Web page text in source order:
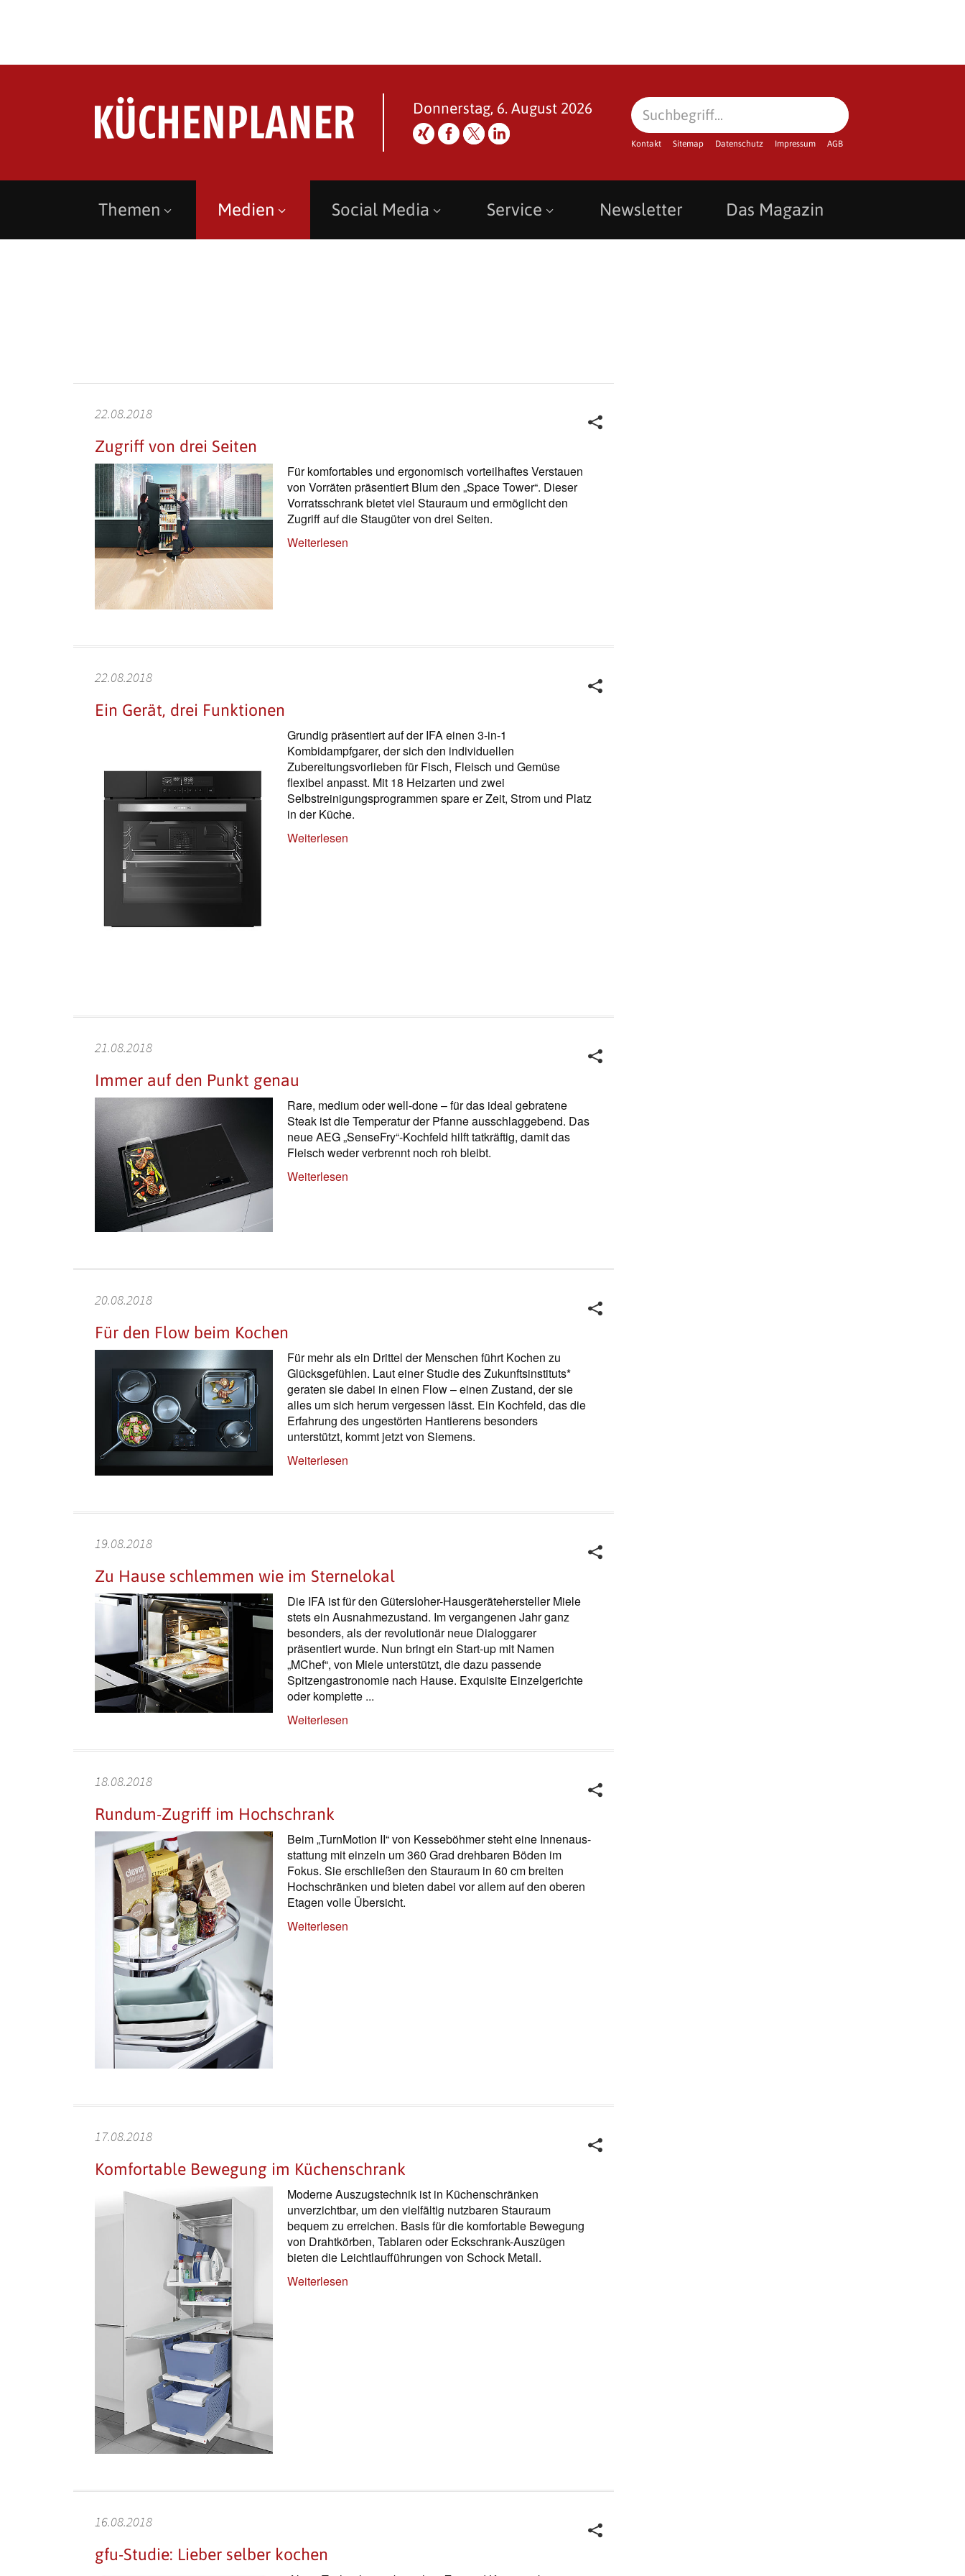
Donnerstag, 6. August 2026
Kontakt Sitemap Datenschutz Impressum AGB
Themen Medien Social Media Service Newsletter Das Magazin
22.08.2018
Zugriff von drei Seiten
Für komfortables und ergonomisch vorteilhaftes Verstauen
von Vorräten präsentiert Blum den „Space Tower“. Dieser
Vorratsschrank bietet viel Stauraum und ermöglicht den
Zugriff auf die Staugüter von drei Seiten.
Weiterlesen
22.08.2018
Ein Gerät, drei Funktionen
Grundig präsentiert auf der IFA einen 3-in-1
Kombidampfgarer, der sich den individuellen
Zubereitungsvorlieben für Fisch, Fleisch und Gemüse
flexibel anpasst. Mit 18 Heiz­arten und zwei
Selbstreinigungsprogrammen spare er Zeit, Strom und Platz
in der Küche.
Weiterlesen
21.08.2018
Immer auf den Punkt genau
Rare, medium oder well-done – für das ideal gebratene
Steak ist die Temperatur der Pfanne ausschlaggebend. Das
neue AEG „SenseFry“-Kochfeld hilft tatkräftig, damit das
Fleisch weder verbrennt noch roh bleibt.
Weiterlesen
20.08.2018
Für den Flow beim Kochen
Für mehr als ein Drittel der Menschen führt Kochen zu
Glücksgefühlen. Laut einer Studie des Zukunftsinstituts*
geraten sie dabei in einen Flow – einen Zustand, der sie
alles um sich herum vergessen lässt. Ein Kochfeld, das die
Erfahrung des ungestörten Hantierens besonders
unterstützt, kommt jetzt von Siemens.
Weiterlesen
19.08.2018
Zu Hause schlemmen wie im Sternelokal
Die IFA ist für den Gütersloher-Hausgerätehersteller Miele
stets ein Ausnahmezustand. Im vergangenen Jahr ganz
besonders, als der revolutionär neue Dialoggarer
präsentiert wurde. Nun bringt ein Start-up mit Namen
„MChef“, von Miele unterstützt, die dazu passende
Spitzengastronomie nach Hause. Exquisite Einzelgerichte
oder komplette ...
Weiterlesen
18.08.2018
Rundum-Zugriff im Hochschrank
Beim „TurnMotion II“ von Kesseböhmer steht eine Innen­aus­
stattung mit einzeln um 360 Grad drehbaren Böden im
Fokus. Sie erschließen den Stau­raum in 60 cm breiten
Hochschränken und bieten dabei vor allem auf den oberen
Etagen volle Übersicht.
Weiterlesen
17.08.2018
Komfortable Bewegung im Küchenschrank
Moderne Auszugstechnik ist in Küchenschränken
unverzichtbar, um den vielfältig nutzbaren Stauraum
bequem zu erreichen. Basis für die komfortable Bewegung
von Drahtkörben, Tablaren oder Eckschrank-Auszügen
bieten die Leichtlaufführungen von Schock Metall.
Weiterlesen
16.08.2018
gfu-Studie: Lieber selber kochen